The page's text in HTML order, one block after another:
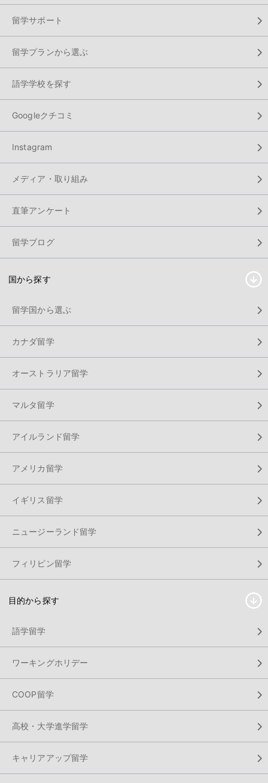
留学サポート
留学プランから選ぶ
語学学校を探す
Googleクチコミ
Instagram
メディア・取り組み
直筆アンケート
留学ブログ
国から探す
留学国から選ぶ
カナダ留学
オーストラリア留学
マルタ留学
アイルランド留学
アメリカ留学
イギリス留学
ニュージーランド留学
フィリピン留学
目的から探す
語学留学
ワーキングホリデー
COOP留学
高校・大学進学留学
キャリアアップ留学